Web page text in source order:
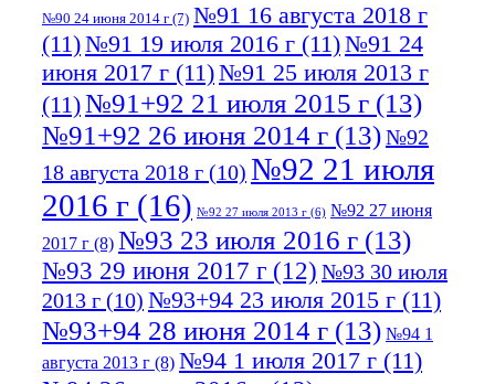
№90 24 июня 2014 г (7) №91 16 августа 2018 г
(11)№91 19 июля 2016 г (11)№91 24
июня 2017 г (11)№91 25 июля 2013 г
(11)№91+92 21 июля 2015 г (13)
№91+92 26 июня 2014 г (13)№92
18 августа 2018 г (10) №92 21 июля
2016 г (16) №92 27 июля 2013 г (6) №92 27 июня
2017 г (8) №93 23 июля 2016 г (13)
№93 29 июня 2017 г (12) №93 30 июля
2013 г (10) №93+94 23 июля 2015 г (11)
№93+94 28 июня 2014 г (13) №94 1
августа 2013 г (8) №94 1 июля 2017 г (11)